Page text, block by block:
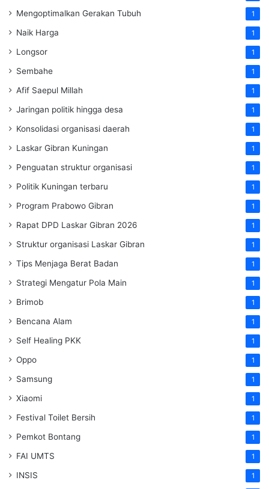
Mengoptimalkan Gerakan Tubuh 1
Naik Harga 1
Longsor 1
Sembahe 1
Afif Saepul Millah 1
Jaringan politik hingga desa 1
Konsolidasi organisasi daerah 1
Laskar Gibran Kuningan 1
Penguatan struktur organisasi 1
Politik Kuningan terbaru 1
Program Prabowo Gibran 1
Rapat DPD Laskar Gibran 2026 1
Struktur organisasi Laskar Gibran 1
Tips Menjaga Berat Badan 1
Strategi Mengatur Pola Main 1
Brimob 1
Bencana Alam 1
Self Healing PKK 1
Oppo 1
Samsung 1
Xiaomi 1
Festival Toilet Bersih 1
Pemkot Bontang 1
FAI UMTS 1
INSIS 1